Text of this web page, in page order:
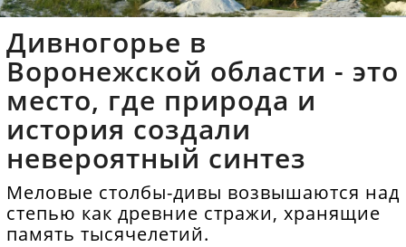
Дивногорье в
Воронежской области - это
место, где природа и
история создали
невероятный синтез
Меловые столбы-дивы возвышаются над
степью как древние стражи, хранящие
память тысячелетий.